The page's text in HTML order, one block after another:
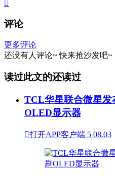
评论
更多评论
还没有人评论~ 快来抢沙发吧~
读过此文的还读过
TCL华星联合微星发
OLED显示器
打开APP客户端 5 08.03